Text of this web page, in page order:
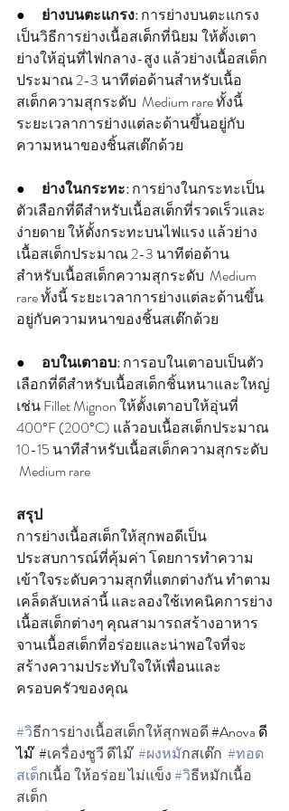
● ย่างบนตะแกรง: การย่างบนตะแกรง
เป็นวิธีการย่างเนื้อสเต็กที่นิยม ให้ตั้งเตา
ย่างให้อุ่นที่ไฟกลาง-สูง แล้วย่างเนื้อสเต็ก
ประมาณ 2-3 นาทีต่อด้านสำหรับเนื้อ
สเต็กความสุกระดับ  Medium rare ทั้งนี้
ระยะเวลาการย่างแต่ละด้านขึ้นอยู่กับ
ความหนาของชิ้นสเต๊กด้วย
● ย่างในกระทะ: การย่างในกระทะเป็น
ตัวเลือกที่ดีสำหรับเนื้อสเต็กที่รวดเร็วและ
ง่ายดาย ให้ตั้งกระทะบนไฟแรง แล้วย่าง
เนื้อสเต็กประมาณ 2-3 นาทีต่อด้าน
สำหรับเนื้อสเต็กความสุกระดับ  Medium
rare ทั้งนี้ ระยะเวลาการย่างแต่ละด้านขึ้น
อยู่กับความหนาของชิ้นสเต๊กด้วย
● อบในเตาอบ: การอบในเตาอบเป็นตัว
เลือกที่ดีสำหรับเนื้อสเต็กชิ้นหนาและใหญ่
เช่น Fillet Mignon ให้ตั้งเตาอบให้อุ่นที่
400°F (200°C) แล้วอบเนื้อสเต็กประมาณ
10-15 นาทีสำหรับเนื้อสเต็กความสุกระดับ
Medium rare
สรุป
การย่างเนื้อสเต็กให้สุกพอดีเป็น
ประสบการณ์ที่คุ้มค่า โดยการทำความ
เข้าใจระดับความสุกที่แตกต่างกัน ทำตาม
เคล็ดลับเหล่านี้ และลองใช้เทคนิคการย่าง
เนื้อสเต็กต่างๆ คุณสามารถสร้างอาหาร
จานเนื้อสเต็กที่อร่อยและน่าพอใจที่จะ
สร้างความประทับใจให้เพื่อนและ
ครอบครัวของคุณ
#วิธีการย่างเนื้อสเต็กให้สุกพอดี #Anova ดี
ไม๊  #เครื่องซูวี ดีไม๊ #ผงหมักสเต๊ก #ทอด
สเต็กเนื้อ ให้อร่อย ไม่แข็ง #วิธีหมักเนื้อ
สเต็ก